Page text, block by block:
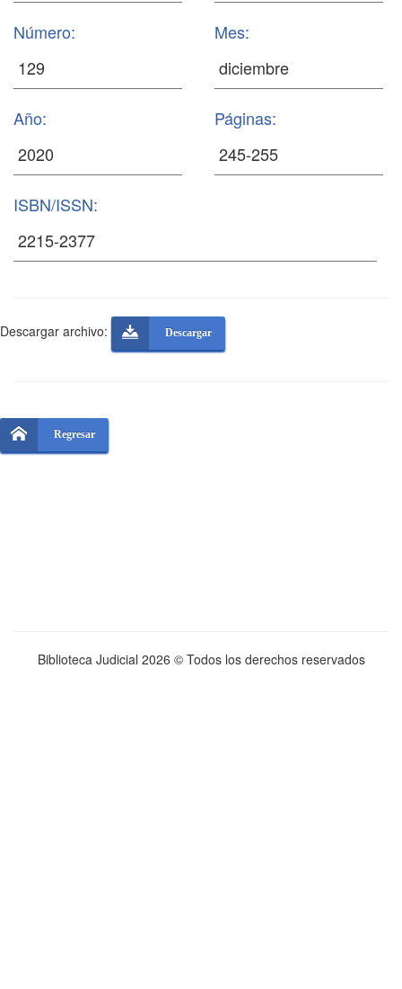
Número: Mes:
Año: Páginas:
ISBN/ISSN:
Descargar archivo: Descargar
Regresar
Biblioteca Judicial 2026 © Todos los derechos reservados